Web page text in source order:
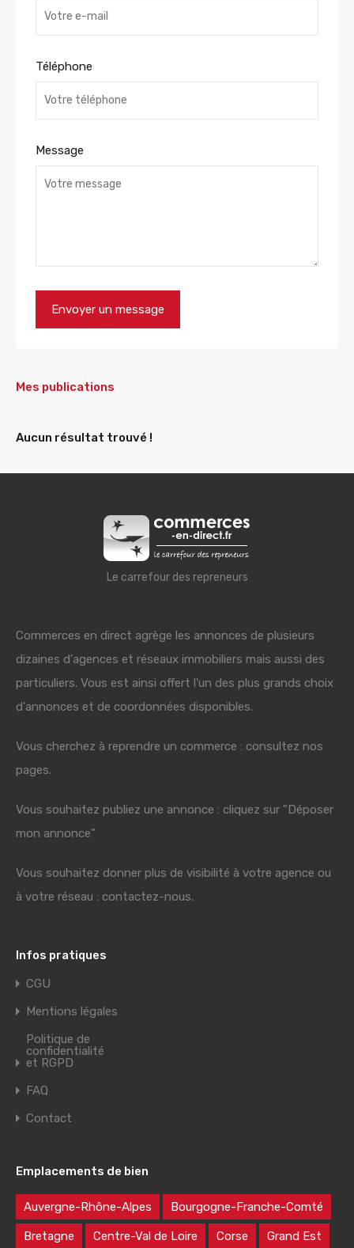
Téléphone
Message
Mes publications
Aucun résultat trouvé !
Le carrefour des repreneurs
Commerces en direct agrège les annonces de plusieurs
dizaines d'agences et réseaux immobiliers mais aussi des
particuliers. Vous est ainsi offert l'un des plus grands choix
d'annonces et de coordonnées disponibles.
Vous cherchez à reprendre un commerce : consultez nos
pages.
Vous souhaitez publiez une annonce : cliquez sur "Déposer
mon annonce"
Vous souhaitez donner plus de visibilité à votre agence ou
à votre réseau : contactez-nous.
Infos pratiques
CGU
Mentions légales
Politique de
confidentialité
et RGPD
FAQ
Contact
Emplacements de bien
Auvergne-Rhône-Alpes Bourgogne-Franche-Comté
Bretagne Centre-Val de Loire Corse Grand Est